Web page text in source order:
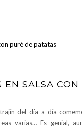
EN SALSA CON
del día a día
varias… Es genial,